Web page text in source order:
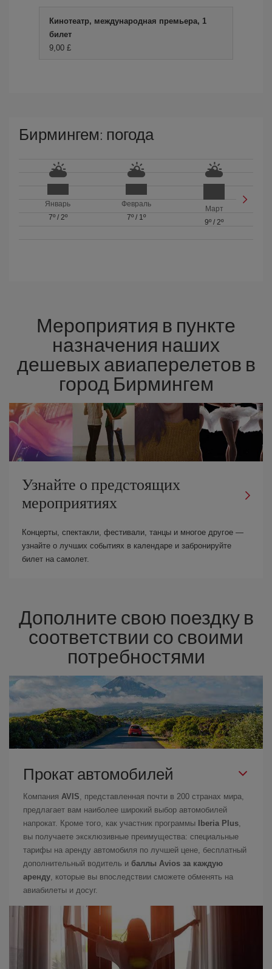
Кинотеатр, международная премьера, 1
билет
9,00 £
Бирмингем: погода
Январь
7º/ 2º
Февраль
7º/ 1º
Март
9º /2º
Мероприятия в пункте
назначения наших
дешевых авиаперелетов в
город Бирмингем
Узнайте о предстоящих
мероприятиях
Концерты, спектакли, фестивали, танцы и многое другое —
узнайте о лучших событиях в календаре и забронируйте
билет на самолет.
Дополните свою поездку в
соответствии со своими
потребностями
Прокат автомобилей
Компания AVIS, представленная почти в 200 странах мира,
предлагает вам наиболее широкий выбор автомобилей
напрокат. Кроме того, как участник программы
Iberia Plus,
вы получаете эксклюзивные преимущества: специальные
тарифы на аренду автомобиля по лучшей цене, бесплатный
дополнительный водитель и баллы Avios за каждую
аренду, которые вы впоследствии сможете обменять на
авиабилеты и досуг.